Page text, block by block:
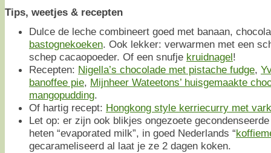
Tips, weetjes & recepten
Dulce de leche combineert goed met banaan,
bastognekoeken. Ook lekker: verwarmen met een
schep cacaopoeder. Of een snufje kruidnagel!
Recepten: Nigella’s chocolade met pistache fudge,
banoffee pie, Mijnheer Wateetons’ huisgemaakte
mangopudding.
Of hartig recept: Hongkong style kerriecurry met
Let op: er zijn ook blikjes ongezoete
heten “evaporated milk”, in goed Nederlands “
gecarameliseerd al laat je ze 2 dagen koken.